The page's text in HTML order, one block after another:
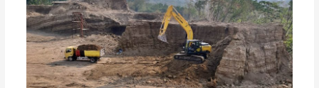
Dump
Truck
Tronton:
Tips
Memilih